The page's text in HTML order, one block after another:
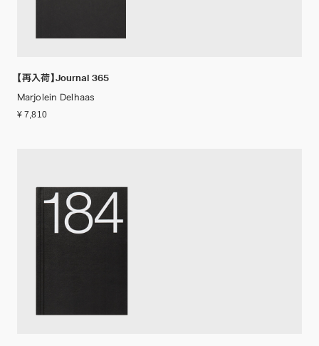
【再入荷】Journal 365
Marjolein Delhaas
¥ 7,810